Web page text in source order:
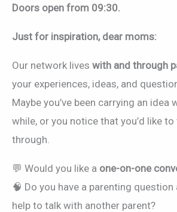
Doors open from 09:30.
Just for inspiration, dear moms:
Our network lives with and through
your experiences, ideas, and
Maybe you’ve been carrying an idea
while, or you notice that you’d like
through.
💬 Would you like a one-on-one
🧠 Do you have a parenting
help to talk with another parent?